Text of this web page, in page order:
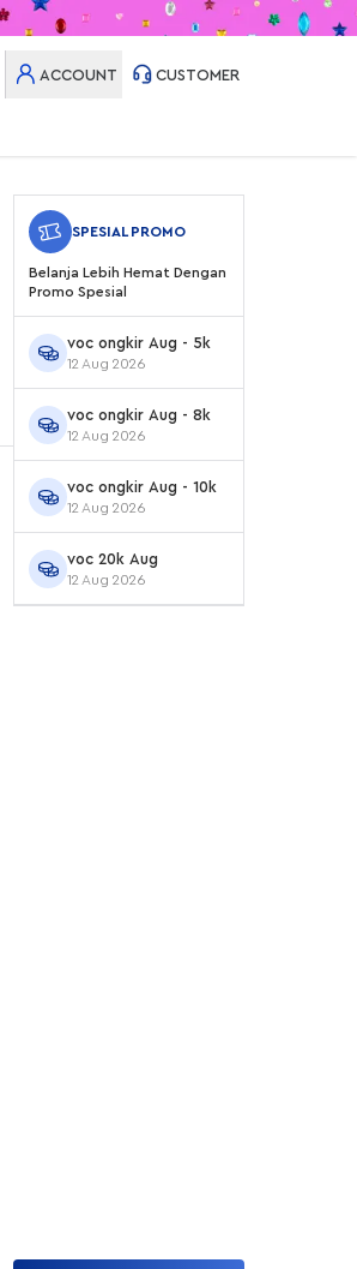
ACCOUNT CUSTOMER
SPESIAL PROMO
Belanja Lebih Hemat Dengan
Promo Spesial
voc ongkir Aug - 5k
12 Aug 2026
voc ongkir Aug - 8k
12 Aug 2026
voc ongkir Aug - 10k
12 Aug 2026
voc 20k Aug
12 Aug 2026